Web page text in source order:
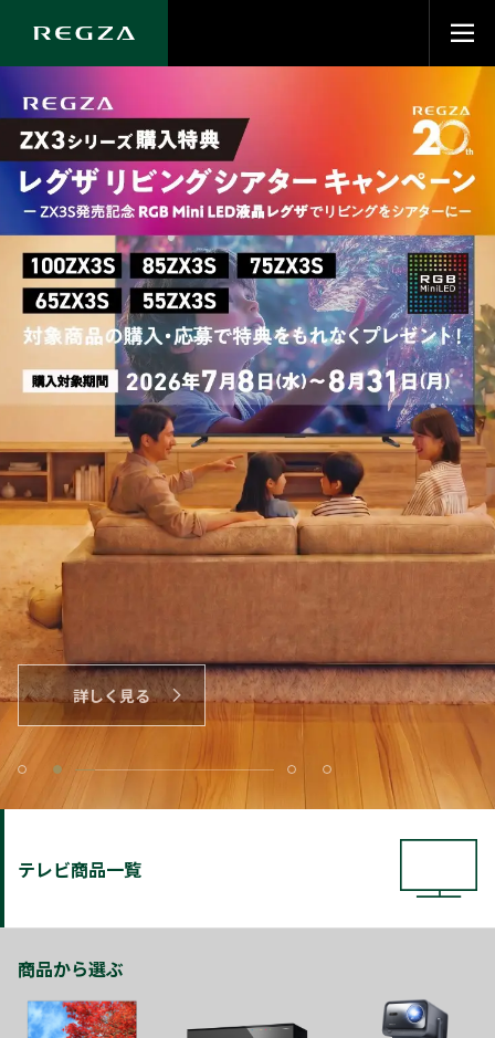
詳しく見る
テレビ商品一覧
商品から選ぶ